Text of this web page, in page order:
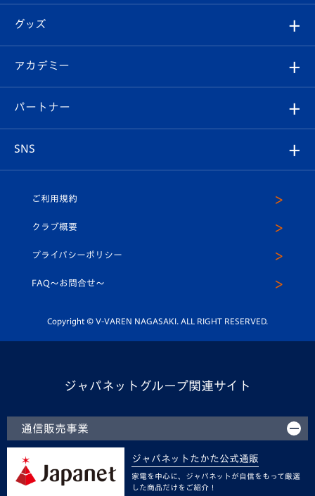
チケット
イベント
メディア
ホームタウン
スタッフプロフィール
マスコット紹介
平和祈念活動
ホームタウン活動
はじめての観戦ガイド
Revive Team
ヴィヴィくんの長崎おもてなしガイド
フォトギャラリー
スタジアムグルメ
チケット
V-LOVERS（ファンクラブ）
プレイヤーズスイート
グッズ
オンラインショップ
店舗情報
アカデミー
育成からのお知らせ
U-18
スクール
パートナー
SNS
ヴィヴィくんインスタグラム
公式LINE＠
ご利用規約
クラブ概要
プライバシーポリシー
FAQ〜お問合せ〜
Copyright © V-VAREN NAGASAKI. ALL RIGHT RESERVED.
ジャパネットグループ関連サイト
通信販売事業
ジャパネットたかた公式通販
家電を中心に、ジャパネットが自信をもって厳選
した商品だけをご紹介！